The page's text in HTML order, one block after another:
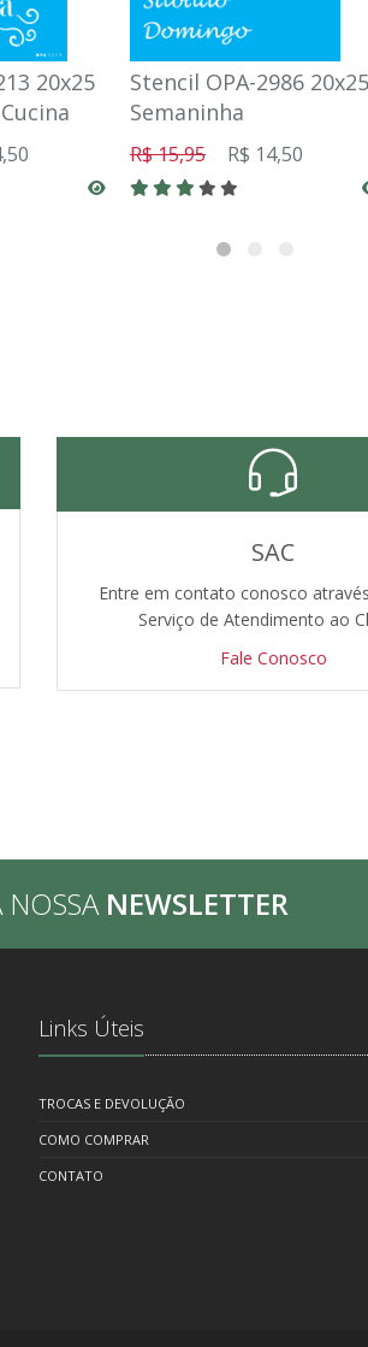
20x25
Stencil OPA-2986 20x25
Semaninha
R$ 15,95 R$ 14,50
SAC
Entre em contato conosco
Serviço de Atendimento ao
Fale Conosco
NOSSA NEWSLETTER
Links Úteis
TROCAS E DEVOLUÇÃO
COMO COMPRAR
CONTATO